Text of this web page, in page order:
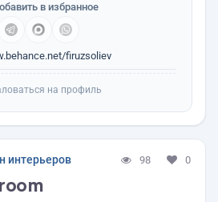
firuzsoliev
в избранное
на профиль
интерьеров 98 0